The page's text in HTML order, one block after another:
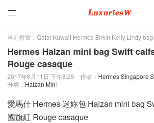

当前位置： Qatar Kuwait Hermes Birkin Kelly Lindy bag
Hermes Halzan mini bag Swift
Rouge casaque
2017年8月11日 下午8:29 作者： Hermes Singapore
分类： Halzan Mini
愛馬仕 Hermes 迷妳包 Halzan mini bag
國旗紅 Rouge casaque